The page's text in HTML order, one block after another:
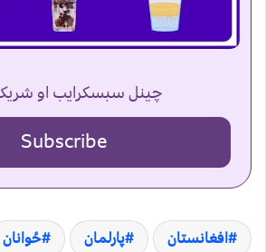
چینل سبسکرایب او
Subscribe
افغانستان پارلمان ځوانان